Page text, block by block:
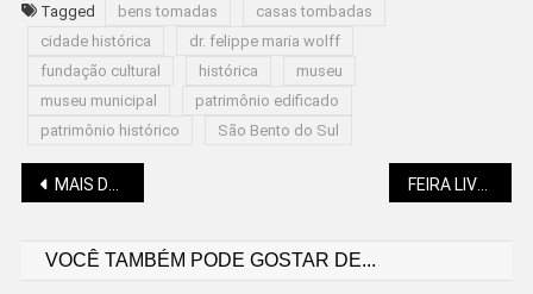
Tagged bens tomadas
casas tombadas
cidade histórica
dr. felippe maria wolff
fundação cultural
histórica
museu
museu municipal
patrimônio edificado
patrimônio histórico
São Bento do Sul
Navegação
MAIS DE 500 VAGAS DE EMPREGO NA REGIÃO
VOCÊ TAMBÉM PODE GOSTAR DE...